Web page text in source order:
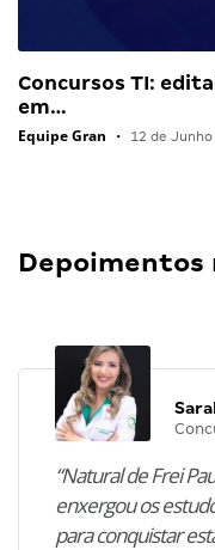
Concursos TI:
em…
Equipe Gran • 12 de Junho
Depoimentos
“Natural de Frei
enxergou os
para conquistar